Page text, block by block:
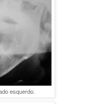
esquerdo.